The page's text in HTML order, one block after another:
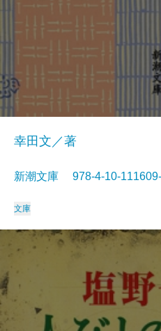
幸田文／著
新潮文庫 978-4-10-
文庫